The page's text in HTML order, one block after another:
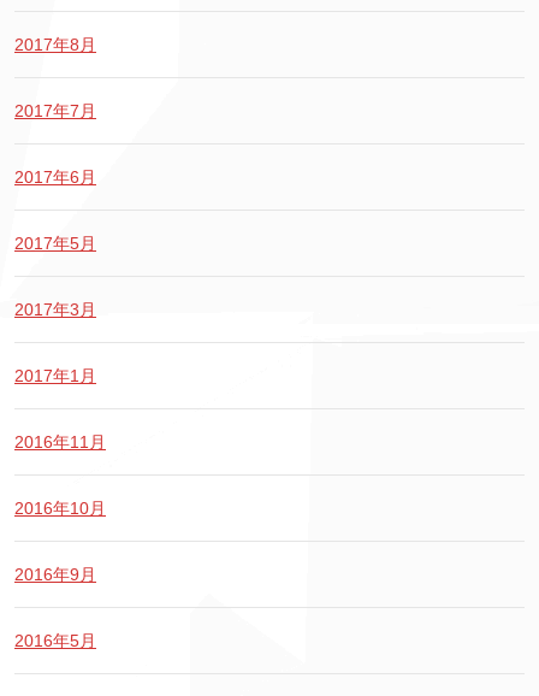
2017年8月
2017年7月
2017年6月
2017年5月
2017年3月
2017年1月
2016年11月
2016年10月
2016年9月
2016年5月